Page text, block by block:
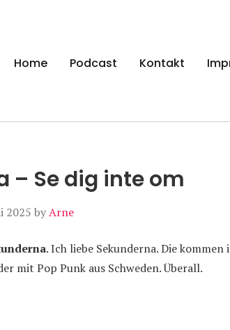
Home Podcast Kontakt
– Se dig inte om
2025 byArne
. Ich liebe Sekunderna. Die
mit Pop Punk aus Schweden. Überall.